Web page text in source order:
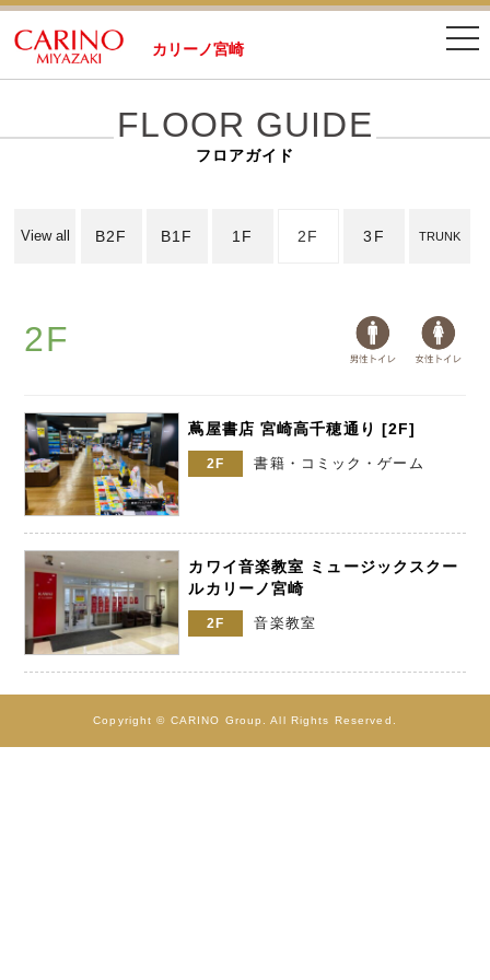
カリーノ宮崎
FLOOR GUIDE
フロアガイド
View all B2F B1F 1F 2F 3F TRUNK
2F
蔦屋書店 宮崎高千穂通り [2F]
2F 書籍・コミック・ゲーム
カワイ音楽教室 ミュージックスクー
ルカリーノ宮崎
2F 音楽教室
Copyright © CARINO Group. All Rights Reserved.